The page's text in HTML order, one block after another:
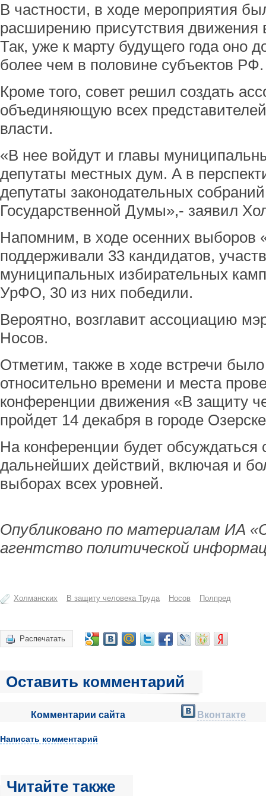
В частности, в ходе мероприятия
расширению присутствия движения
Так, уже к марту будущего года оно
более чем в половине субъектов РФ.
Кроме того, совет решил создать
объединяющую всех
власти.
«В нее войдут и главы
депутаты местных дум. А в
депутаты законодательных
Государственной Думы»,- заявил
Напомним, в ходе осенних выборов
поддерживали 33 кандидатов,
муниципальных избирательных
УрФО, 30 из них победили.
Вероятно, возглавит ассоциацию
Носов.
Отметим, также в ходе встречи
относительно времени и места
конференции движения «В защиту
пройдет 14 декабря в городе
На конференции будет обсуждаться
дальнейших действий, включая и
выборах всех уровней.
Опубликовано по материалам ИА
агентство политической
Холманских В защиту человека Труда Носов Полпред
Распечатать
Оставить комментарий
Комментарии сайта Вконтакте
Написать комментарий
Читайте также